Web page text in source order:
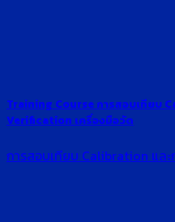
Training Course การสอบเทียบ
Verification เครื่องมือวัด
การสอบเทียบ Calibration แล